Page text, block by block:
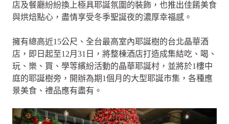
店及餐廳紛紛換上極具耶誕氛圍的裝飾，也推出佳餚美食
與烘焙點心，盡情享受冬季聖誕夜的濃厚幸福感。
擁有總高近15公尺、全台最高室內耶誕樹的台北晶華酒
店，即日起至12月31日，將整棟酒店打造成集結吃、喝、
玩、樂、買、學等繽紛活動的晶華耶誕村，並將於1樓中
庭的耶誕樹旁，開辦為期1個月的大型耶誕市集，各種應
景美食、禮品應有盡有。